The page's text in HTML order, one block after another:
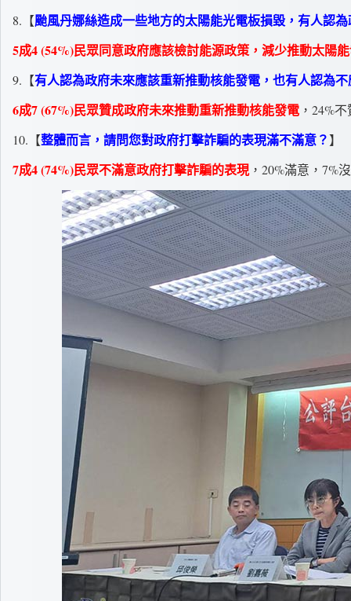
8.【颱風丹娜絲造成一些地方的太陽能光電板損毀，有人認
5成4 (54%)民眾同意政府應該檢討能源政策，減少推動太陽
9.【有人認為政府未來應該重新推動核能發電，也有人認為
6成7 (67%)民眾贊成政府未來推動重新推動核能發電 ，24%
10.【整體而言，請問您對政府打擊詐騙的表現滿不滿意？】
7成4 (74%)民眾不滿意政府打擊詐騙的表現，20%滿意，7%